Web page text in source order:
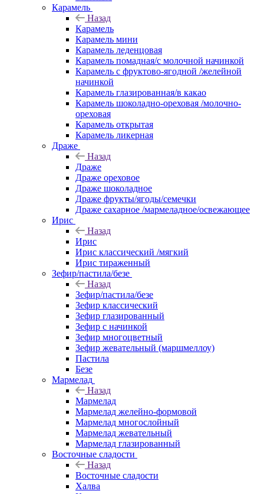
Карамель
Назад
Карамель
Карамель мини
Карамель леденцовая
Карамель помадная/с молочной начинкой
Карамель с фруктово-ягодной /желейной
начинкой
Карамель глазированная/в какао
Карамель шоколадно-ореховая /молочно-
ореховая
Карамель открытая
Карамель ликерная
Драже
Назад
Драже
Драже ореховое
Драже шоколадное
Драже фрукты/ягоды/семечки
Драже сахарное /мармеладное/освежающее
Ирис
Назад
Ирис
Ирис классический /мягкий
Ирис тираженный
Зефир/пастила/безе
Назад
Зефир/пастила/безе
Зефир классический
Зефир глазированный
Зефир с начинкой
Зефир многоцветный
Зефир жевательный (маршмеллоу)
Пастила
Безе
Мармелад
Назад
Мармелад
Мармелад желейно-формовой
Мармелад многослойный
Мармелад жевательный
Мармелад глазированный
Восточные сладости
Назад
Восточные сладости
Халва